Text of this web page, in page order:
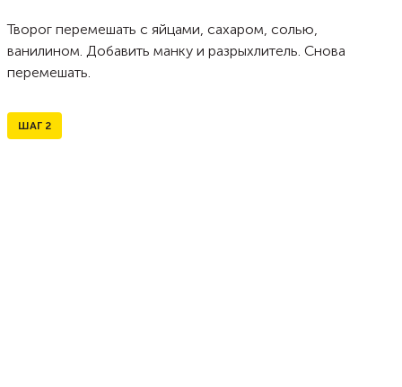
Творог перемешать с яйцами, сахаром, солью,
ванилином. Добавить манку и разрыхлитель. Снова
перемешать.
ШАГ 2